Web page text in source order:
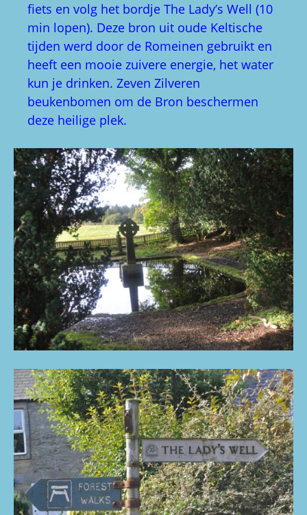
fiets en volg het bordje The Lady’s Well (10
min lopen). Deze bron uit oude Keltische
tijden werd door de Romeinen gebruikt en
heeft een mooie zuivere energie, het water
kun je drinken. Zeven Zilveren
beukenbomen om de Bron beschermen
deze heilige plek.